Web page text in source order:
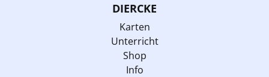
DIERCKE
Karten
Unterricht
Shop
Info